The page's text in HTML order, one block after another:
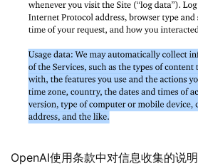
OpenAI使用条款中对信息收集的说明